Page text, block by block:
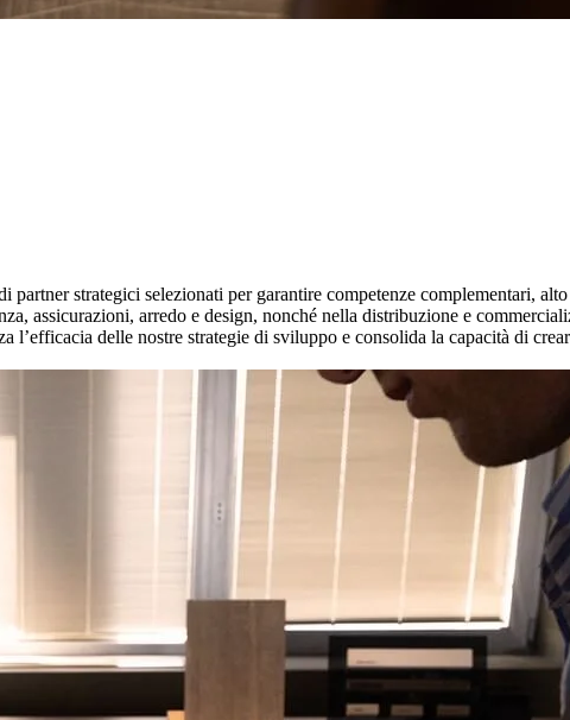
strategici selezionati per garantire competenze complementari,
assicurazioni, arredo e design, nonché nella distribuzione e
delle nostre strategie di sviluppo e consolida la capacità di